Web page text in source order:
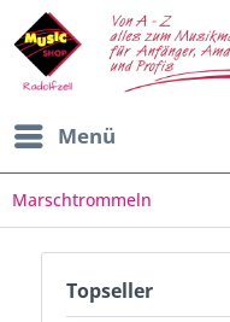
Menü
Marschtrommeln
Topseller